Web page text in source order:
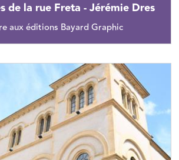
de la rue Freta - Jérémie Dres
aux éditions Bayard Graphic